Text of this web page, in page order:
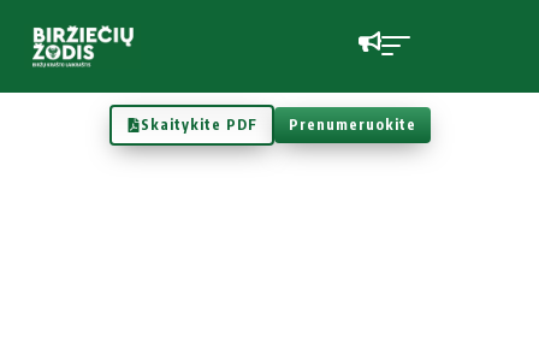
Skaitykite PDF Prenumeruokite